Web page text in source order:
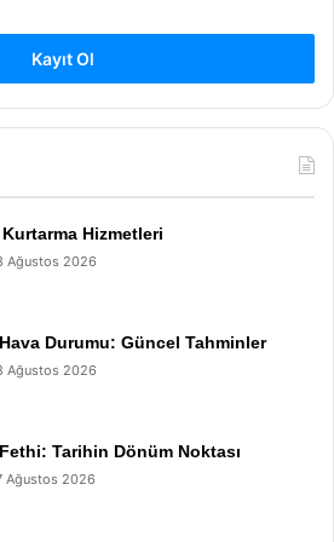
Kayıt Ol
Hizmetleri
Ağustos 2026
Hava Durumu: Güncel Tahminler
Ağustos 2026
Fethi: Tarihin Dönüm Noktası
Ağustos 2026